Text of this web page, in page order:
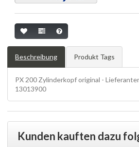
Beschreibung Produkt Tags
PX 200 Zylinderkopf original -
13013900
Kunden kauften dazu